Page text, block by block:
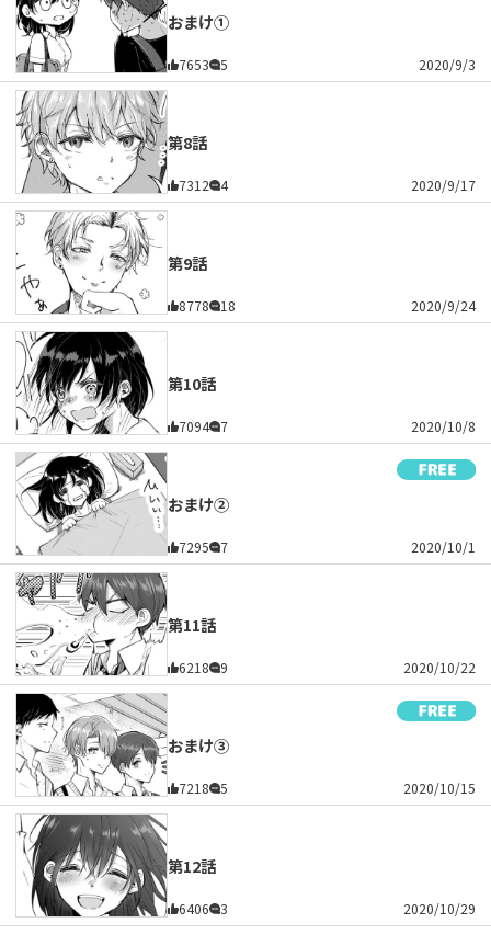
おまけ①
7653 5 2020/9/3
第8話
7312 4 2020/9/17
第9話
8778 18 2020/9/24
第10話
7094 7 2020/10/8
おまけ②
7295 7 2020/10/1
第11話
6218 9 2020/10/22
おまけ③
7218 5 2020/10/15
第12話
6406 3 2020/10/29